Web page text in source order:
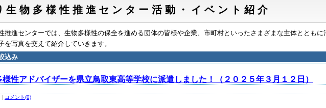
生物多様性推進センター活動・イベント紹介
推進センターでは、生物多様性の保全を進める団体の皆様や企業、市町村といったさまざまな主体とともに
を写真を交えて紹介していきます。
込み
様性アドバイザーを県立鳥取東高等学校に派遣しました！（２０２５年３月１２日）
| コメント(0)